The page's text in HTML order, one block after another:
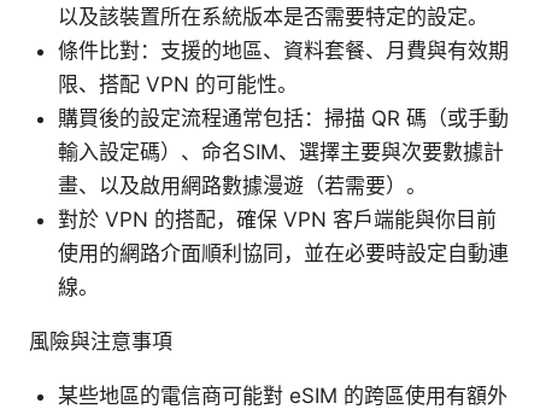
以及該裝置所在系統版本是否需要特定的設定。
條件比對：支援的地區、資料套餐、月費與有效期
限、搭配 VPN 的可能性。
購買後的設定流程通常包括：掃描 QR 碼（或手動
輸入設定碼）、命名SIM、選擇主要與次要數據計
畫、以及啟用網路數據漫遊（若需要）。
對於 VPN 的搭配，確保 VPN 客戶端能與你目前
使用的網路介面順利協同，並在必要時設定自動連
線。
風險與注意事項
某些地區的電信商可能對 eSIM 的跨區使用有額外